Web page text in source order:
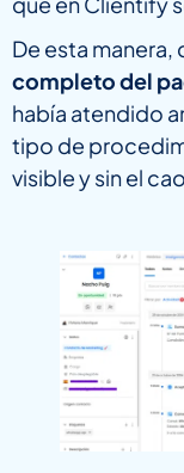
De esta manera,
completo del
había atendido
tipo de
visible y sin el